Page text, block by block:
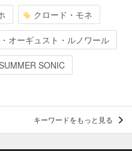
クロード・モネ
オーギュスト・ルノワール
SONIC
キーワードをもっと見る